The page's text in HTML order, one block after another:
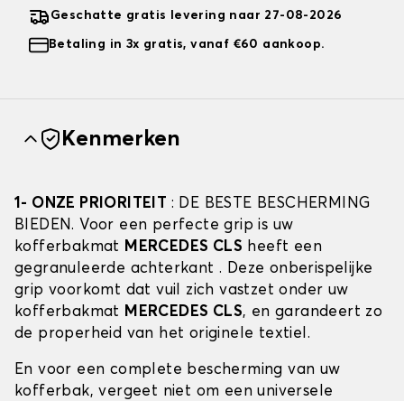
Geschatte gratis levering naar 27-08-2026
Betaling in 3x gratis, vanaf €60 aankoop.
Kenmerken
1- ONZE PRIORITEIT : DE BESTE BESCHERMING
BIEDEN. Voor een perfecte grip is uw
kofferbakmat MERCEDES CLS heeft een
gegranuleerde achterkant . Deze onberispelijke
grip voorkomt dat vuil zich vastzet onder uw
kofferbakmat MERCEDES CLS, en garandeert zo
de properheid van het originele textiel.
En voor een complete bescherming van uw
kofferbak, vergeet niet om een universele